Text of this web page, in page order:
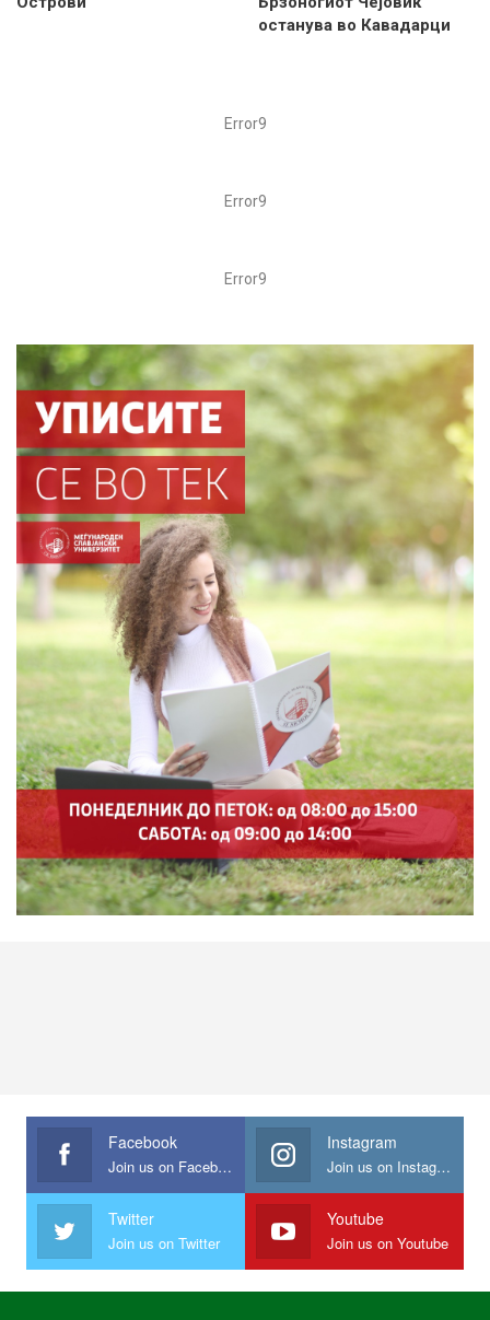
останува во Кавадарци
Error9
Error9
Error9
Facebook
Join us on Facebook
Instagram
Join us on Instagram
Twitter
Join us on Twitter
Youtube
Join us on Youtube